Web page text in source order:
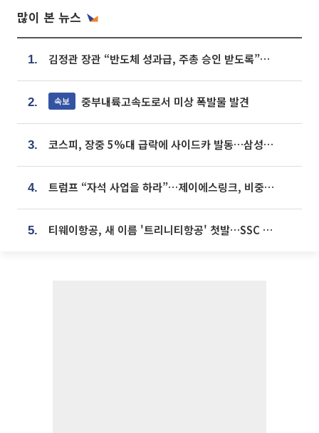
많이 본 뉴스
1. 김정관 장관 “반도체 성과급, 주총 승인 받도록”…상법·자본시장법 개정 시사
2. 속보 중부내륙고속도로서 미상 폭발물 발견
3. 코스피, 장중 5%대 급락에 사이드카 발동…삼성·SK 동반 폭락
4. 트럼프 “자석 사업을 하라”…제이에스링크, 비중국 영구자석 공급망 구축 속도
5. 티웨이항공, 새 이름 '트리니티항공' 첫발…SSC 전략 본격화